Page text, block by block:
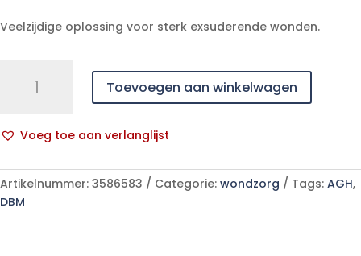
Veelzijdige oplossing voor sterk exsuderende wonden.
Superabsorbent
10
aantal
Toevoegen aan winkelwagen
Voeg toe aan verlanglijst
l
t
e
Artikelnummer: 3586583 Categorie: wondzorg Tags: AGH,
DBM